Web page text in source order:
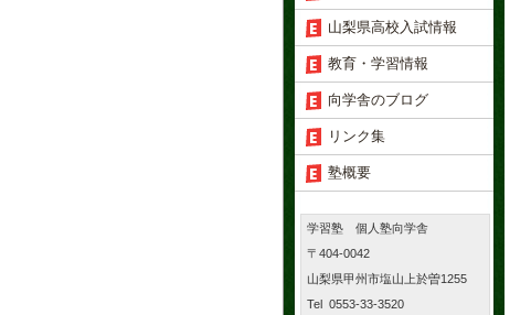
山梨県高校入試情報
教育・学習情報
向学舎のブログ
リンク集
塾概要
学習塾 個人塾向学舎
〒404-0042
山梨県甲州市塩山上於曽1255
Tel 0553-33-3520